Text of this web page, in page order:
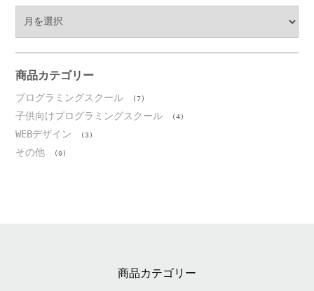
ブ
商品カテゴリー
プログラミングスクール (7)
子供向けプログラミングスクール (4)
WEBデザイン (3)
その他 (0)
商品カテゴリー